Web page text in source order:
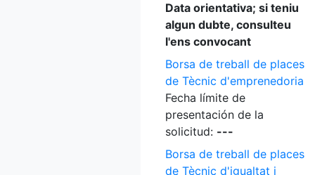
Data orientativa; si teniu
algun dubte, consulteu
l'ens convocant
Borsa de treball de places
de Tècnic d'emprenedoria
Fecha límite de
presentación de la
solicitud: ---
Borsa de treball de places
de Tècnic d'igualtat i